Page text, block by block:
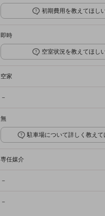
初期費用を教えてほし
即時
空室状況を教えてほし
空家
－
無
駐車場について詳しく教えて
専任媒介
－
－